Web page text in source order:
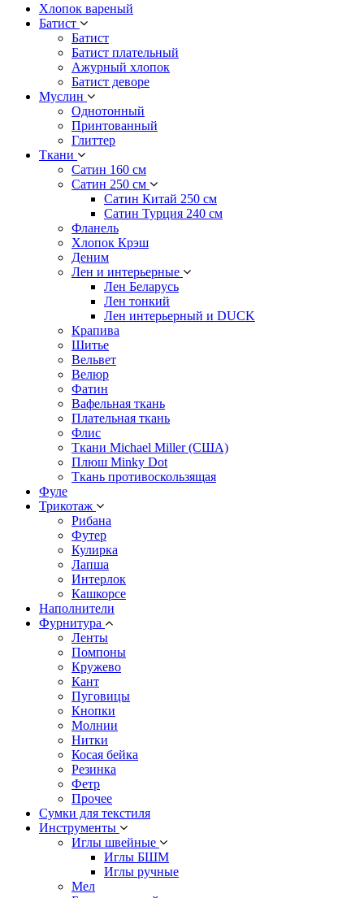
Хлопок вареный
Батист
Батист
Батист плательный
Ажурный хлопок
Батист деворе
Муслин
Однотонный
Принтованный
Глиттер
Ткани
Сатин 160 см
Сатин 250 см
Сатин Китай 250 см
Сатин Турция 240 см
Фланель
Хлопок Крэш
Деним
Лен и интерьерные
Лен Беларусь
Лен тонкий
Лен интерьерный и DUCK
Крапива
Шитье
Вельвет
Велюр
Фатин
Вафельная ткань
Плательная ткань
Флис
Ткани Michael Miller (США)
Плюш Minky Dot
Ткань противоскользящая
Фуле
Трикотаж
Рибана
Футер
Кулирка
Лапша
Интерлок
Кашкорсе
Наполнители
Фурнитура
Ленты
Помпоны
Кружево
Кант
Пуговицы
Кнопки
Молнии
Нитки
Косая бейка
Резинка
Фетр
Прочее
Сумки для текстиля
Инструменты
Иглы швейные
Иглы БШМ
Иглы ручные
Мел